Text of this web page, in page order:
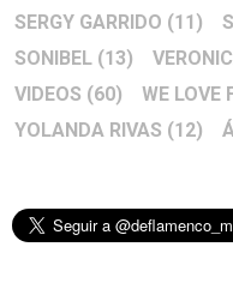
SERGY GARRIDO (11)
SONIBEL (13)
VIDEOS (60) WE LOVE
YOLANDA RIVAS (12)